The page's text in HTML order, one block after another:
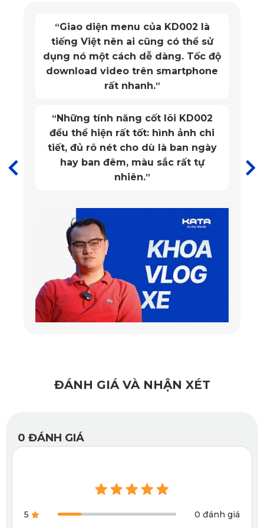
Điểm đáng chú ý khác của ES 300H là khối động cơ hybrid
kết hợp giữa động cơ xăng 4 xi lanh thẳng hàng và động cơ
điện, sản sinh công suất cực đại 215 mã lực và mô-men
xoắn cực đại 243 Nm. Hệ truyền động hybrid này giúp xe tiết
thời giảm thiểu khí thải, bảo vệ môi trường.
Bên cạnh những tính năng tiện nghi và hiệu suất vượt trội,
Lexus ES 300H cũng được trang bị các tính năng an toàn
vượt trội để đảm bảo sự an toàn cho hành khách. Hệ thống
bằng điện tử, camera lùi, hệ thống cảm biến áp suất lốp và
hệ thống phanh ABS, EBD và BA đều được trang bị trên
Camera hành trình cho xe Lexus ES 300H
- KATA KD004
Camera hành trình là một trong những phụ kiện không thể
sự phổ biến của camera hành trình, nhiều nhà sản xuất đã
hành trình KATA KD004 là một lựa chọn đáng cân nhắc cho
chiếc xe Lexus ES 300H.
người lái và hành khách an tâm hơn khi tham gia giao
thông.
có thể sử
Tốc độ
ảnh chi
ban ngày
rất tự
“Mặt trước thảm KATA
chống bụi bẩn rất tốt.
chống trơn trượt. Lắp
đơn giản!
cho người sử
ĐÁNH GIÁ VÀ NHẬN XÉT
0 ĐÁNH GIÁ
5 0 đánh giá